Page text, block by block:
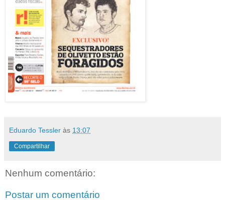
Eduardo Tessler às 13:07
Compartilhar
Nenhum comentário:
Postar um comentário